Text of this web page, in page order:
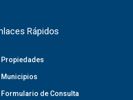
Rápidos
Propiedades
Municipios
Formulario de Consulta